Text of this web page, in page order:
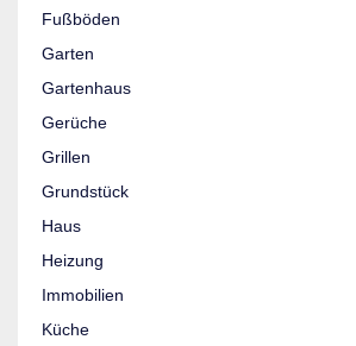
Fußböden
Garten
Gartenhaus
Gerüche
Grillen
Grundstück
Haus
Heizung
Immobilien
Küche